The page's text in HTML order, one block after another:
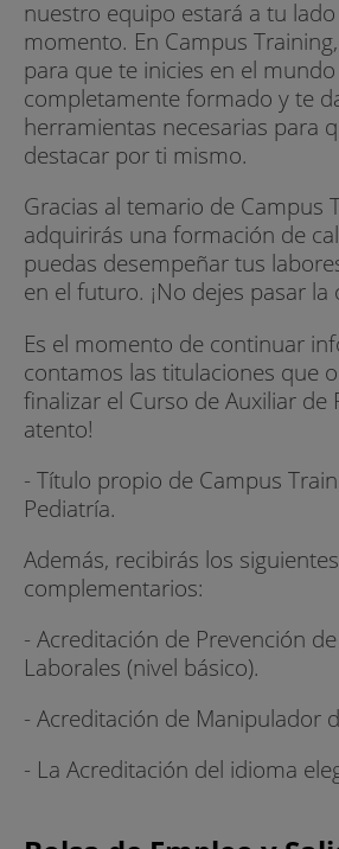
nuestro equipo estará a tu
momento. En Campus
para que te inicies en el
completamente formado y te
herramientas necesarias para
destacar por ti mismo.
Gracias al temario de Campus
adquirirás una formación de
puedas desempeñar tus
en el futuro. ¡No dejes pasar
Es el momento de continuar
contamos las titulaciones que
finalizar el Curso de Auxiliar de
atento!
- Título propio de Campus
Pediatría.
Además, recibirás los
complementarios:
- Acreditación de Prevención
Laborales (nivel básico).
- Acreditación de Manipulador
- La Acreditación del idioma